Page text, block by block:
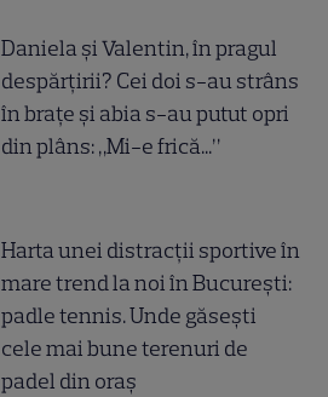
Daniela și Valentin, în pragul
despărțirii? Cei doi s-au strâns
în brațe și abia s-au putut opri
din plâns: „Mi-e frică...”
Harta unei distracții sportive în
mare trend la noi în București:
padle tennis. Unde găsești
cele mai bune terenuri de
padel din oraș